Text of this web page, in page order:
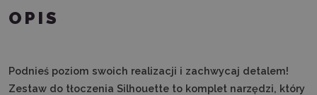
OPIS
Podnieś poziom swoich realizacji i zachwycaj detalem!
Zestaw do tłoczenia Silhouette to komplet narzędzi, który